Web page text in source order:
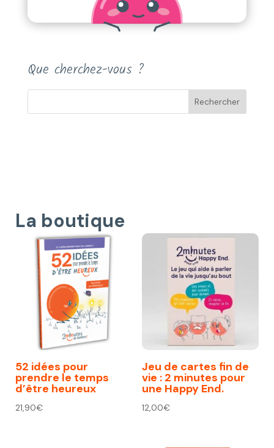
Que cherchez-vous ?
La boutique
52 idées pour
prendre le temps
d’être heureux
21,90€
Jeu de cartes fin de
vie : 2 minutes pour
une Happy End.
12,00€